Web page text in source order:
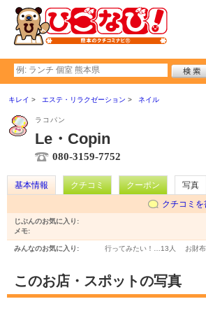
キレイ エステ・リラクゼーション ネイル
ラコパン
Le・Copin
080-3159-7752
基本情報 クチコミ クーポン
写真
クチコミを
じぶんのお気に入り:
メモ:
みんなのお気に入り: 行ってみたい！… 13人 お財
このお店・スポットの写真